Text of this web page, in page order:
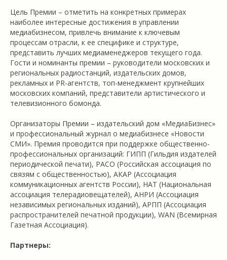
Цель Премии – отметить на конкретных примерах
наиболее интересные достижения в управлении
медиабизнесом, привлечь внимание к ключевым
процессам отрасли, к ее специфике и структуре,
представить лучших медиаменеджеров текущего года.
Гости и номинанты премии – руководители московских и
региональных радиостанций, издательских домов,
рекламных и PR-агентств, топ-менеджмент крупнейших
московских компаний, представители артистического и
телевизионного бомонда.
Организаторы Премии – издательский дом «МедиаБизнес»
и профессиональный журнал о медиабизнесе «Новости
СМИ». Премия проводится при поддержке общественно-
профессиональных организаций: ГИПП (Гильдия издателей
периодической печати), РАСО (Российская ассоциация по
связям с общественностью), АКАР (Ассоциация
коммуникационных агентств России), НАТ (Национальная
ассоциация телерадиовещателей), АНРИ (Ассоциация
независимых региональных изданий), АРПП (Ассоциация
распространителей печатной продукции), WAN (Всемирная
Газетная Ассоциация).
Партнеры: